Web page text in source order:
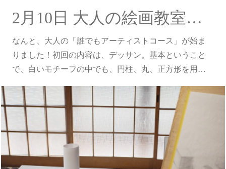
2月10日 大人の絵画教室始動！！
なんと、大人の「誰でもアーティストコース」が始ま
りました！初回の内容は、デッサン。基本ということ
で、白いモチーフの中でも、円柱、丸、正方形を用…